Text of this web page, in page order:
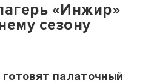
«Инжир»
сезону
палаточный